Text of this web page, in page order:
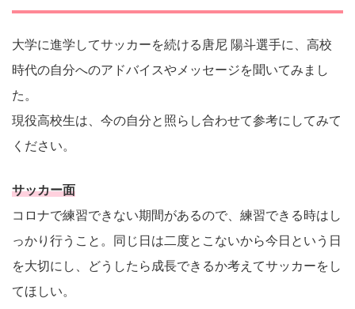
大学に進学してサッカーを続ける唐尼 陽斗選手に、高校
時代の自分へのアドバイスやメッセージを聞いてみまし
た。
現役高校生は、今の自分と照らし合わせて参考にしてみて
ください。
サッカー面
コロナで練習できない期間があるので、練習できる時はし
っかり行うこと。同じ日は二度とこないから今日という日
を大切にし、どうしたら成長できるか考えてサッカーをし
てほしい。